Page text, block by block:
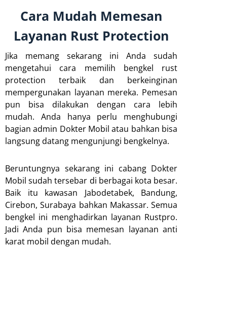
Cara Mudah Memesan
Layanan Rust Protection
Jika memang sekarang ini Anda sudah
mengetahui cara memilih bengkel rust
protection terbaik dan berkeinginan
mempergunakan layanan mereka. Pemesan
pun bisa dilakukan dengan cara lebih
mudah. Anda hanya perlu menghubungi
bagian admin Dokter Mobil atau bahkan bisa
langsung datang mengunjungi bengkelnya.
Beruntungnya sekarang ini cabang Dokter
Mobil sudah tersebar di berbagai kota besar.
Baik itu kawasan Jabodetabek, Bandung,
Cirebon, Surabaya bahkan Makassar. Semua
bengkel ini menghadirkan layanan Rustpro.
Jadi Anda pun bisa memesan layanan anti
karat mobil dengan mudah.